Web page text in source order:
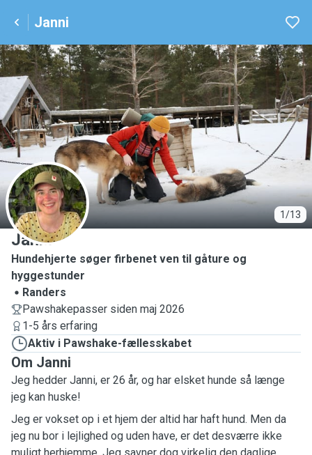
Janni
1/13
J
Janni
Hundehjerte søger firbenet ven til gåture og
hyggestunder
Randers
Pawshakepasser siden maj 2026
1-5 års erfaring
Aktiv i Pawshake-fællesskabet
Om Janni
Jeg hedder Janni, er 26 år, og har elsket hunde så længe
jeg kan huske!
Jeg er vokset op i et hjem der altid har haft hund. Men da
jeg nu bor i lejlighed og uden have, er det desværre ikke